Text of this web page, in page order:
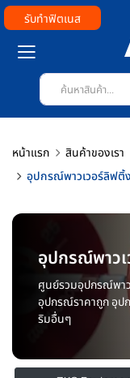
รับทำฟิตเนส
หน้าแรก สินค้าของเรา
อุปกรณ์พาวเวอร์ลิฟติ้ง
อุปกรณ์พาว
ศูนย์รวมอุปกรณ์พา
อุปกรณ์ราคาถูก อุป
ริมอื่นๆ